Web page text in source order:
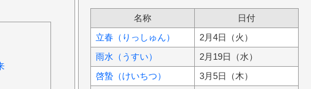
名称
日付
立春（りっしゅん）
2月4日（火）
雨水（うすい）
2月19日（水）
啓蟄（けいちつ）
3月5日（木）